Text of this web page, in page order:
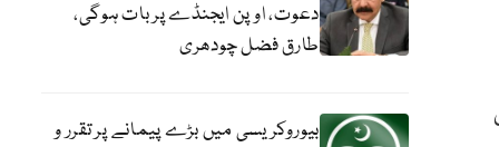
دعوت، اوپن ایجنڈے پر بات ہوگی،
طارق فضل چودھری
بیوروکریسی میں بڑے پیمانے پر تقرر و